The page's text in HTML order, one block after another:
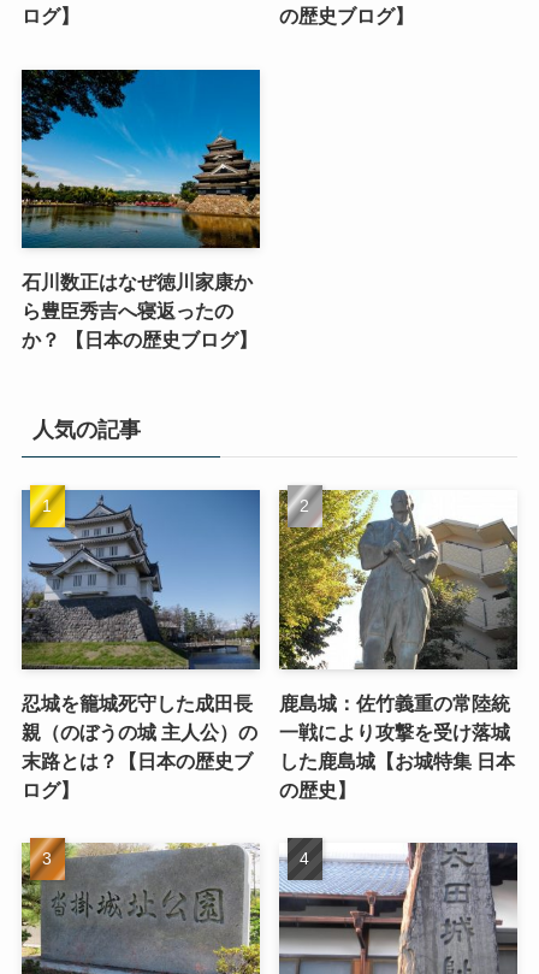
ログ】
の歴史ブログ】
石川数正はなぜ徳川家康か
ら豊臣秀吉へ寝返ったの
か？ 【日本の歴史ブログ】
人気の記事
忍城を籠城死守した成田長
親（のぼうの城 主人公）の
末路とは？【日本の歴史ブ
ログ】
鹿島城：佐竹義重の常陸統
一戦により攻撃を受け落城
した鹿島城【お城特集 日本
の歴史】